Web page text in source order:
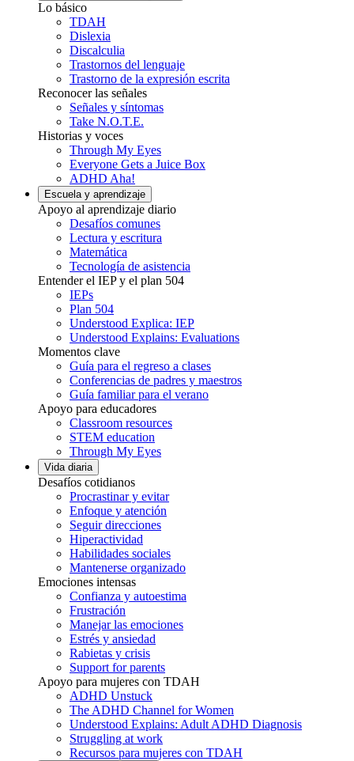
Lo básico
TDAH
Dislexia
Discalculia
Trastornos del lenguaje
Trastorno de la expresión escrita
Reconocer las señales
Señales y síntomas
Take N.O.T.E.
Historias y voces
Through My Eyes
Everyone Gets a Juice Box
ADHD Aha!
Escuela y aprendizaje
Apoyo al aprendizaje diario
Desafíos comunes
Lectura y escritura
Matemática
Tecnología de asistencia
Entender el IEP y el plan 504
IEPs
Plan 504
Understood Explica: IEP
Understood Explains: Evaluations
Momentos clave
Guía para el regreso a clases
Conferencias de padres y maestros
Guía familiar para el verano
Apoyo para educadores
Classroom resources
STEM education
Through My Eyes
Vida diaria
Desafíos cotidianos
Procrastinar y evitar
Enfoque y atención
Seguir direcciones
Hiperactividad
Habilidades sociales
Mantenerse organizado
Emociones intensas
Confianza y autoestima
Frustración
Manejar las emociones
Estrés y ansiedad
Rabietas y crisis
Support for parents
Apoyo para mujeres con TDAH
ADHD Unstuck
The ADHD Channel for Women
Understood Explains: Adult ADHD Diagnosis
Struggling at work
Recursos para mujeres con TDAH